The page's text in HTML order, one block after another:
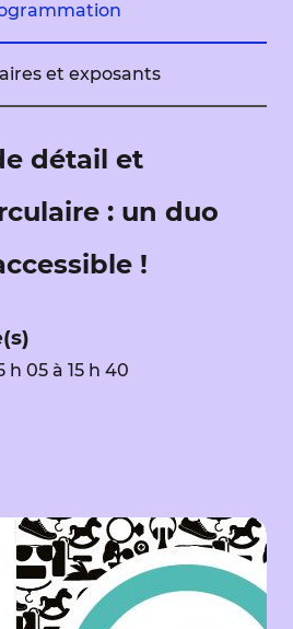
et exposants
détail et
: un duo
!
h 05 à 15 h 40